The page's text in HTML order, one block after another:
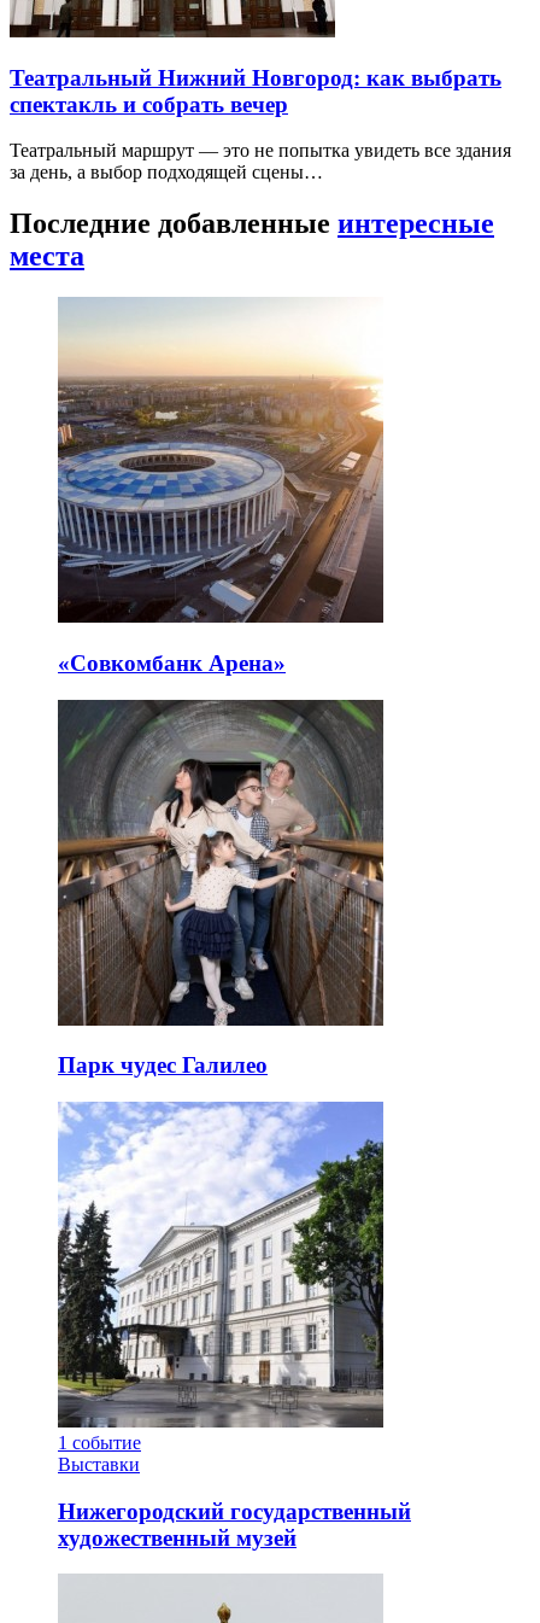
Купеческий Нижний Новгород: усадьбы, банки и
ярмарочная история
Купеческая история Нижнего читается не только в роскошных
интерьерах, но и в географии торговли:…
Театральный Нижний Новгород: как выбрать
спектакль и собрать вечер
Театральный маршрут — это не попытка увидеть все здания
за день, а выбор подходящей сцены…
Последние добавленныеинтересные
места
«Совкомбанк Арена⁠»
Парк чудес Галилео